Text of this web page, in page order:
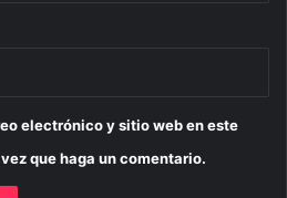
electrónico y sitio web en este
que haga un comentario.